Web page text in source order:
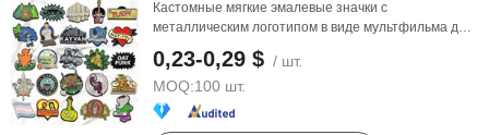
Кастомные мягкие эмалевые значки с
металлическим логотипом в виде мультфильма для
0,23-0,29 $ / шт.
MOQ:100 шт.